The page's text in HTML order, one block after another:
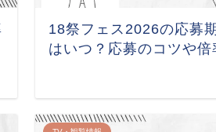
18祭フェス2026の応募
はいつ？応募のコツや倍